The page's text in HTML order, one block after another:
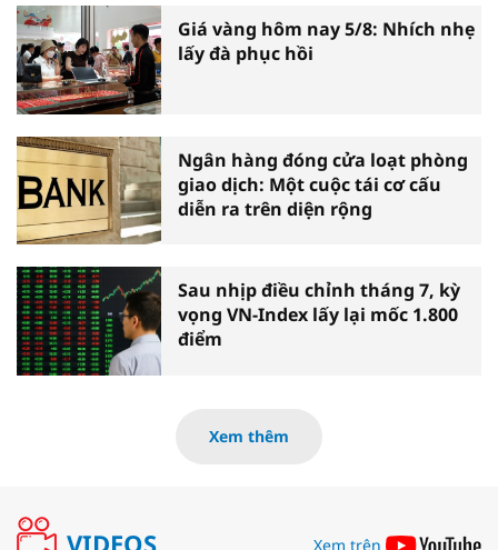
Giá vàng hôm nay 5/8: Nhích nhẹ
lấy đà phục hồi
Ngân hàng đóng cửa loạt phòng
giao dịch: Một cuộc tái cơ cấu
diễn ra trên diện rộng
Sau nhịp điều chỉnh tháng 7, kỳ
vọng VN-Index lấy lại mốc 1.800
điểm
Xem thêm
VIDEOS Xem trên